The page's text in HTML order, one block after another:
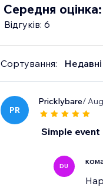
Середня
Відгуків: 6
Сортування: Недавні
PR
Pricklybare/
Simple
DU